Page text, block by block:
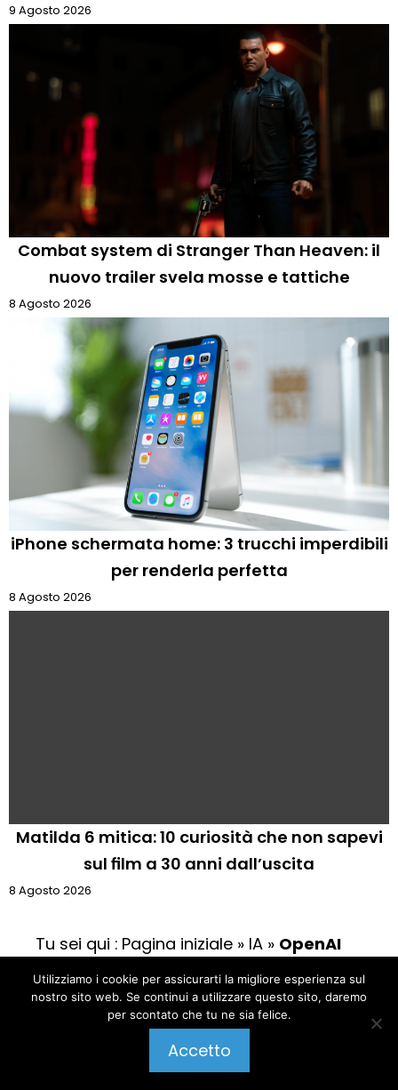
9 Agosto 2026
Combat system di Stranger Than Heaven: il
nuovo trailer svela mosse e tattiche
8 Agosto 2026
iPhone schermata home: 3 trucchi imperdibili
per renderla perfetta
8 Agosto 2026
Matilda 6 mitica: 10 curiosità che non sapevi
sul film a 30 anni dall’uscita
8 Agosto 2026
Tu sei qui : Pagina iniziale » IA » OpenAI
modello AI potrebbe aver risolto un
enigma matematico di 80 anni: esperti
verificano
Pubblica un commento
Utilizziamo i cookie per assicurarti la migliore esperienza sul
nostro sito web. Se continui a utilizzare questo sito, daremo
per scontato che tu ne sia felice.
Accetto